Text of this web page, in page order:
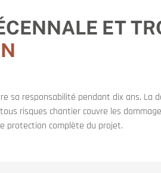
ET
responsabilité pendant dix ans. La
risques chantier couvre les
protection complète du projet.